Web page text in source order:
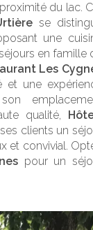
du lac.
se
une
en famille
Les
et une
qualité,
clients un
et convivial.
pour un